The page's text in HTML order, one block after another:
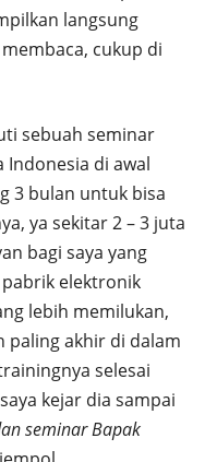
langsung
cukup di
sebuah seminar
di awal
3 bulan untuk bisa
ya sekitar 2 – 3 juta
bagi saya yang
elektronik
lebih memilukan,
paling akhir di dalam
selesai
kejar dia sampai
seminar Bapak